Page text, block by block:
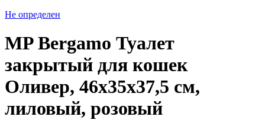
Не определен
MP Bergamo Туалет
закрытый для кошек
Оливер, 46х35х37,5 см,
лиловый, розовый